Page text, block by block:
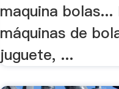
maquina
máquinas de
juguete, ...